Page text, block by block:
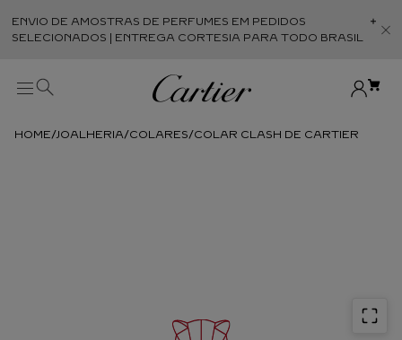
ENVIO DE AMOSTRAS DE PERFUMES EM PEDIDOS
SELECIONADOS | ENTREGA CORTESIA PARA TODO BRASIL
JOALHERIA COLARES COLAR CLASH DE CARTIER